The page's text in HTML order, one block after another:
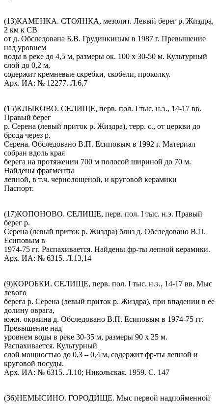
(13)КАМЕНКА. СТОЯНКА, мезолит. Левый берег р. Жиздра,
2 км к СВ
от д. Обследована Б.В. Грудинкиным в 1987 г. Превышение
над уровнем
воды в реке до 4,5 м, размеры ок. 100 х 30-50 м. Культурный
слой до 0,2 м,
содержит кремневые скребки, скобели, проколку.
Арх. ИА: № 12277. Л.6,7
(15)КЛЫКОВО. СЕЛИЩЕ, перв. пол. I тыс. н.э., 14-17 вв.
Правый берег
р. Серена (левый приток р. Жиздра), терр. с., от церкви до
брода через р.
Серена. Обследовано В.П. Есиповым в 1992 г. Материал
собран вдоль края
берега на протяжении 700 м полосой шириной до 70 м.
Найдены фрагменты
лепной, в т.ч. чернолощеной, и круговой керамики
Паспорт.
(17)КОПОНОВО. СЕЛИЩЕ, перв. пол. I тыс. н.э. Правый
берег р.
Серена (левый приток р. Жиздра) близ д. Обследовано В.П.
Есиповым в
1974-75 гг. Распахивается. Найдены фр-ты лепной керамики.
Арх. ИА: № 6315. Л.13,14
(9)КОРОБКИ. СЕЛИЩЕ, перв. пол. I тыс. н.э., 14-17 вв. Мыс
левого
берега р. Серена (левый приток р. Жиздра), при впадении в ее
долину оврага,
южн. окраина д. Обследовано В.П. Есиповым в 1974-75 гг.
Превышение над
уровнем воды в реке 30-35 м, размеры 90 х 25 м.
Распахивается. Культурный
слой мощностью до 0,3 – 0,4 м, содержит фр-ты лепной и
круговой посуды.
Арх. ИА: № 6315. Л.10; Никольская. 1959. С. 147
(36)НЕМЫСИНО. ГОРОДИЩЕ. Мыс первой надпойменной